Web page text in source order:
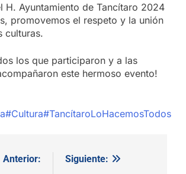
H. Ayuntamiento de Tancítaro 2024
promovemos el respeto y la unión
culturas.
los que participaron y a las
este hermoso evento!
#Cultura#TancítaroLoHacemosTodos
Anterior:
Siguiente: